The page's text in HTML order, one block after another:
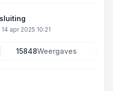
14 apr 2025 10:21
15848Weergaves